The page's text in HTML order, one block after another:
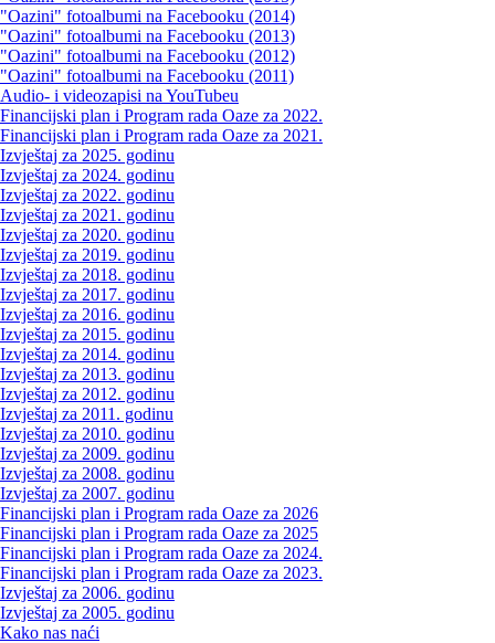
"Oazini" fotoalbumi na Facebooku (2014)
"Oazini" fotoalbumi na Facebooku (2013)
"Oazini" fotoalbumi na Facebooku (2012)
"Oazini" fotoalbumi na Facebooku (2011)
Audio- i videozapisi na YouTubeu
Financijski plan i Program rada Oaze za 2022.
Financijski plan i Program rada Oaze za 2021.
Izvještaj za 2025. godinu
Izvještaj za 2024. godinu
Izvještaj za 2022. godinu
Izvještaj za 2021. godinu
Izvještaj za 2020. godinu
Izvještaj za 2019. godinu
Izvještaj za 2018. godinu
Izvještaj za 2017. godinu
Izvještaj za 2016. godinu
Izvještaj za 2015. godinu
Izvještaj za 2014. godinu
Izvještaj za 2013. godinu
Izvještaj za 2012. godinu
Izvještaj za 2011. godinu
Izvještaj za 2010. godinu
Izvještaj za 2009. godinu
Izvještaj za 2008. godinu
Izvještaj za 2007. godinu
Financijski plan i Program rada Oaze za 2026
Financijski plan i Program rada Oaze za 2025
Financijski plan i Program rada Oaze za 2024.
Financijski plan i Program rada Oaze za 2023.
Izvještaj za 2006. godinu
Izvještaj za 2005. godinu
Kako nas naći